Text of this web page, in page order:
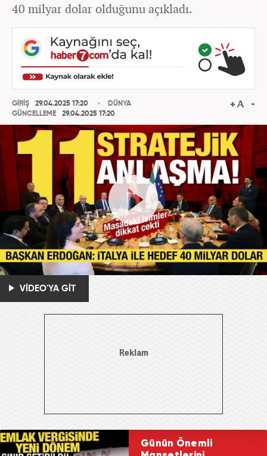
40 milyar dolar olduğunu açıkladı.
GİRİŞ
29.04.2025 17:20
GÜNCELLEME
29.04.2025 17:20
DÜNYA
VİDEO'YA GİT